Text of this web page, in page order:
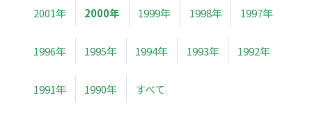
2001年 2000年 1999年 1998年 1997年
1996年 1995年 1994年 1993年 1992年
1991年 1990年 すべて